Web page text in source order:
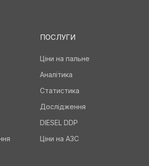
ПОСЛУГИ
Ціни на пальне
Аналітика
Статистика
Дослідження
DIESEL DDP
Ціни на АЗС